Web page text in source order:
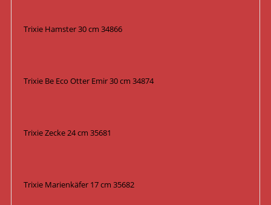
Trixie Hamster 30 cm 34866
Trixie Be Eco Otter Emir 30 cm 34874
Trixie Zecke 24 cm 35681
Trixie Marienkäfer 17 cm 35682